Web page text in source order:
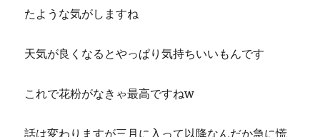
たような気がしますね
天気が良くなるとやっぱり気持ちいいもんです
これで花粉がなきゃ最高ですねw
話は変わりますが三月に入って以降なんだか急に慌